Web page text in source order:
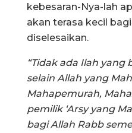
kebesaran-Nya-lah
akan terasa kecil
diselesaikan.
“Tidak ada Ilah yang
selain Allah yang
Mahapemurah,
pemilik ‘Arsy yang
bagi Allah Rabb